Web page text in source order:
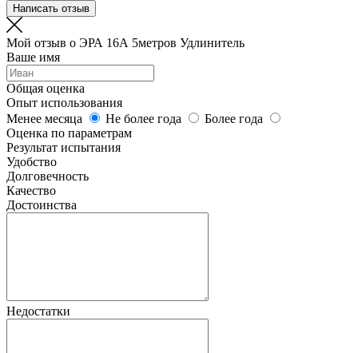
Написать отзыв
Мой отзыв о ЭРА 16А 5метров Удлинитель
Ваше имя
Общая оценка
Опыт использования
Менее месяца
Не более года
Более года
Оценка по параметрам
Результат испытания
Удобство
Долговечность
Качество
Достоинства
Недостатки